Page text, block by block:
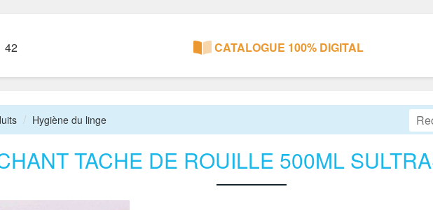
42 CATALOGUE 100% DIGITAL
Hygiène du linge
TACHE DE ROUILLE 500ML